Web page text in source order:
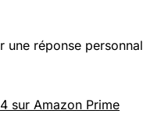
une réponse
sur Amazon Prime